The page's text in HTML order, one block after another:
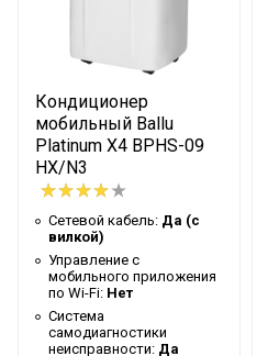
Вес товара с упаковкой
(брутто)
Подсветка пульта
Таймер на отключение
Работает с Марусей
Высота упаковки товара
Работает с Алисой
Таймер на включение
Гарантийный документ
Кондиционер
мобильный Ballu
Platinum X4 BPHS-09
HX/N3
Сетевой кабель: Да (с
вилкой)
Управление c
мобильного приложения
по Wi-Fi: Нет
Система
самодиагностики
неисправности: Да